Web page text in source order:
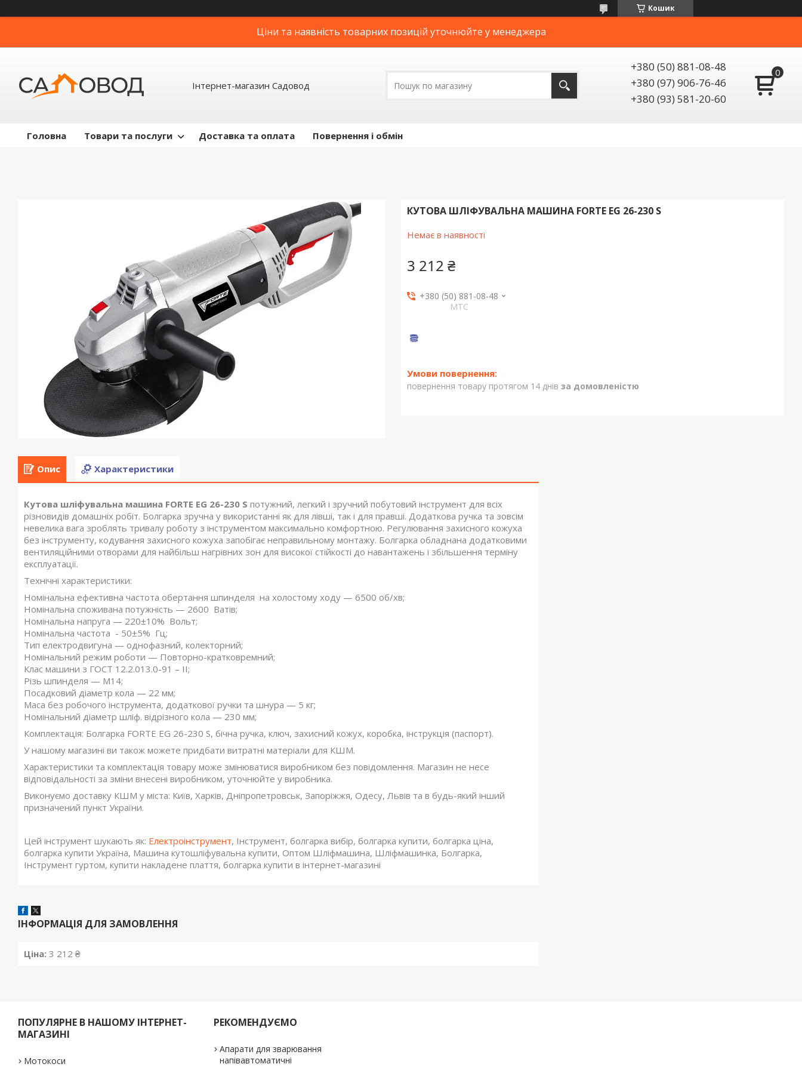
Кошик
Ціни та наявність товарних позицій уточнюйте у менеджера
Інтернет-магазин Садовод
+380 (50) 881-08-48
+380 (97) 906-76-46
+380 (93) 581-20-60
Головна Товари та послуги Доставка та оплата Повернення і обмін
КУТОВА ШЛІФУВАЛЬНА МАШИНА FORTE EG 26-230 S
Немає в наявності
3 212 ₴
+380 (50) 881-08-48
МТС
повернення товару протягом 14 днів за домовленістю
Опис Характеристики
Кутова шліфувальна машина FORTE EG 26-230 S потужний, легкий і зручний побутовий інструмент для всіх
різновидів домашніх робіт. Болгарка зручна у використанні як для лівші, так і для правші. Додаткова ручка та зовсім
невелика вага зроблять тривалу роботу з інструментом максимально комфортною. Регулювання захисного кожуха
без інструменту, кодування захисного кожуха запобігає неправильному монтажу. Болгарка обладнана додатковими
вентиляційними отворами для найбільш нагрівних зон для високої стійкості до навантажень і збільшення терміну
експлуатації.
Технічні характеристики:
Номінальна ефективна частота обертання шпинделя на холостому ходу — 6500 об/хв;
Номінальна споживана потужність — 2600 Ватів;
Номінальна напруга — 220±10% Вольт;
Номінальна частота - 50±5% Гц;
Тип електродвигуна — однофазний, колекторний;
Номінальний режим роботи — Повторно-кратковремний;
Клас машини з ГОСТ 12.2.013.0-91 – II;
Різь шпинделя — М14;
Посадковий діаметр кола — 22 мм;
Маса без робочого інструмента, додаткової ручки та шнура — 5 кг;
Номінальний діаметр шліф. відрізного кола — 230 мм;
Комплектація: Болгарка FORTE EG 26-230 S, бічна ручка, ключ, захисний кожух, коробка, інструкція (паспорт).
У нашому магазині ви також можете придбати витратні матеріали для КШМ.
Характеристики та комплектація товару може змінюватися виробником без повідомлення. Магазин не несе
відповідальності за зміни внесені виробником, уточнюйте у виробника.
Виконуємо доставку КШМ у міста: Київ, Харків, Дніпропетровськ, Запоріжжя, Одесу, Львів та в будь-який інший
призначений пункт України.
Цей інструмент шукають як: Електроінструмент, Інструмент, болгарка вибір, болгарка купити, болгарка ціна,
болгарка купити Україна, Машина кутошліфувальна купити, Оптом Шліфмашина, Шліфмашинка, Болгарка,
Інструмент гуртом, купити накладене плаття, болгарка купити в інтернет-магазині
ІНФОРМАЦІЯ ДЛЯ ЗАМОВЛЕННЯ
Ціна: 3 212 ₴
ПОПУЛЯРНЕ В НАШОМУ ІНТЕРНЕТ-
МАГАЗИНІ
Мотокоси
РЕКОМЕНДУЄМО
Апарати для зварювання
напівавтоматичні